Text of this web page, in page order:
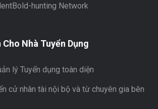
hunting Network
Cho Nhà Tuyển Dụng
lý Tuyển dụng toàn diện
cử nhân tài nội bộ và từ chuyên gia bên